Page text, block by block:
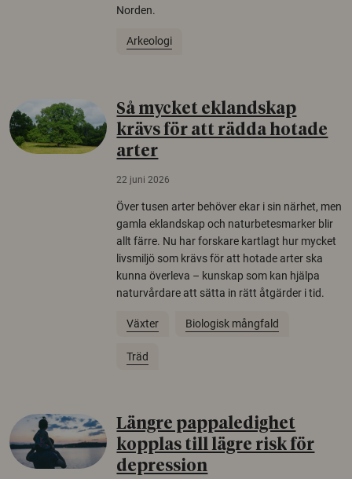
Norden.
Arkeologi
Så mycket eklandskap
krävs för att rädda hotade
arter
22 juni 2026
Över tusen arter behöver ekar i sin närhet, men
gamla eklandskap och naturbetesmarker blir
allt färre. Nu har forskare kartlagt hur mycket
livsmiljö som krävs för att hotade arter ska
kunna överleva – kunskap som kan hjälpa
naturvårdare att sätta in rätt åtgärder i tid.
Växter Biologisk mångfald
Träd
Längre pappaledighet
kopplas till lägre risk för
depression